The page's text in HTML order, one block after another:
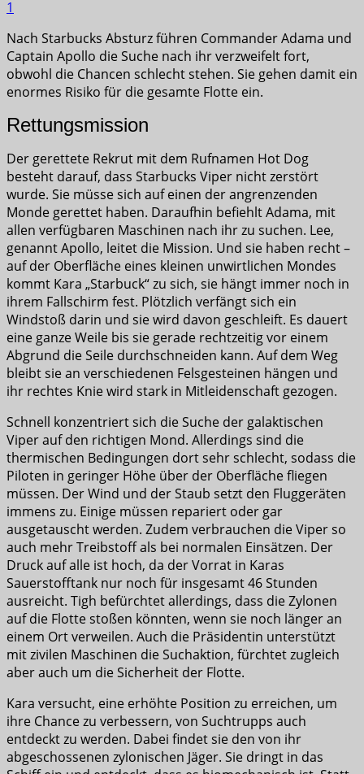
1
Nach Starbucks Absturz führen Commander Adama und
Captain Apollo die Suche nach ihr verzweifelt fort,
obwohl die Chancen schlecht stehen. Sie gehen damit ein
enormes Risiko für die gesamte Flotte ein.
Rettungsmission
Der gerettete Rekrut mit dem Rufnamen Hot Dog
besteht darauf, dass Starbucks Viper nicht zerstört
wurde. Sie müsse sich auf einen der angrenzenden
Monde gerettet haben. Daraufhin befiehlt Adama, mit
allen verfügbaren Maschinen nach ihr zu suchen. Lee,
genannt Apollo, leitet die Mission. Und sie haben recht –
auf der Oberfläche eines kleinen unwirtlichen Mondes
kommt Kara „Starbuck“ zu sich, sie hängt immer noch in
ihrem Fallschirm fest. Plötzlich verfängt sich ein
Windstoß darin und sie wird davon geschleift. Es dauert
eine ganze Weile bis sie gerade rechtzeitig vor einem
Abgrund die Seile durchschneiden kann. Auf dem Weg
bleibt sie an verschiedenen Felsgesteinen hängen und
ihr rechtes Knie wird stark in Mitleidenschaft gezogen.
Schnell konzentriert sich die Suche der galaktischen
Viper auf den richtigen Mond. Allerdings sind die
thermischen Bedingungen dort sehr schlecht, sodass die
Piloten in geringer Höhe über der Oberfläche fliegen
müssen. Der Wind und der Staub setzt den Fluggeräten
immens zu. Einige müssen repariert oder gar
ausgetauscht werden. Zudem verbrauchen die Viper so
auch mehr Treibstoff als bei normalen Einsätzen. Der
Druck auf alle ist hoch, da der Vorrat in Karas
Sauerstofftank nur noch für insgesamt 46 Stunden
ausreicht. Tigh befürchtet allerdings, dass die Zylonen
auf die Flotte stoßen könnten, wenn sie noch länger an
einem Ort verweilen. Auch die Präsidentin unterstützt
mit zivilen Maschinen die Suchaktion, fürchtet zugleich
aber auch um die Sicherheit der Flotte.
Kara versucht, eine erhöhte Position zu erreichen, um
ihre Chance zu verbessern, von Suchtrupps auch
entdeckt zu werden. Dabei findet sie den von ihr
abgeschossenen zylonischen Jäger. Sie dringt in das